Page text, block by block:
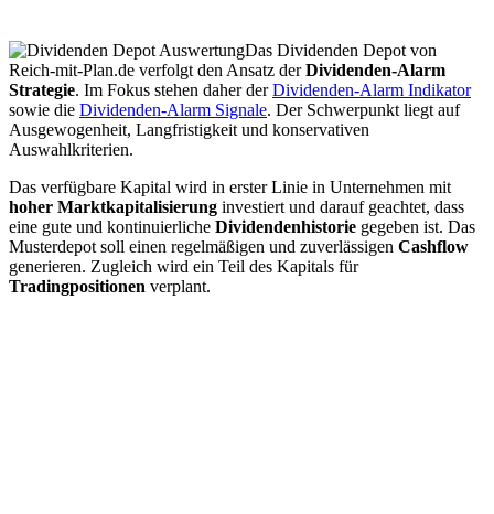
Das Dividenden Depot von
Reich-mit-Plan.de verfolgt den Ansatz derDividenden-Alarm
Strategie. Im Fokus stehen daher derDividenden-Alarm Indikator
sowie die Dividenden-Alarm Signale. Der Schwerpunkt liegt auf
Ausgewogenheit, Langfristigkeit und konservativen
Auswahlkriterien.
Das verfügbare Kapital wird in erster Linie in Unternehmen mit
hoher Marktkapitalisierung investiert und darauf geachtet, dass
eine gute und kontinuierliche Dividendenhistorie gegeben ist. Das
Musterdepot soll einen regelmäßigen und zuverlässigen Cashflow
generieren. Zugleich wird ein Teil des Kapitals für
Tradingpositionen verplant.